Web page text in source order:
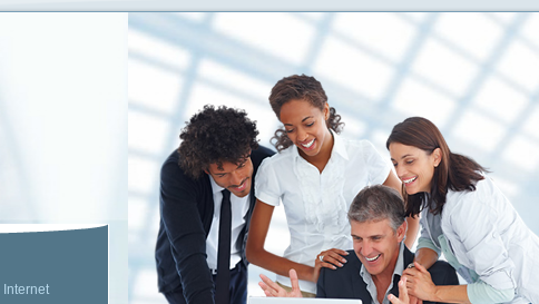
LaHave Media Services
Optimierung der Sichtbarkeit werbender Informationen im Internet